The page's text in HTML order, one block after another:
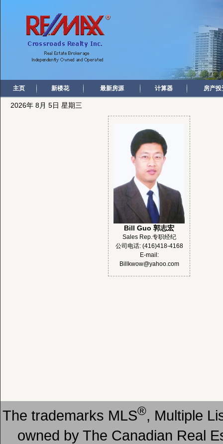
主页 新楼花 最新房源 计算器 房产投
2026年 8月 5日 星期三
Bill Guo 郭志宏
Sales Rep.专职经纪
公司电话: (416)418-4168
E-mail:
Billkwow@yahoo.com
The trademarks MLS®, Multiple
owned by The Canadian Real